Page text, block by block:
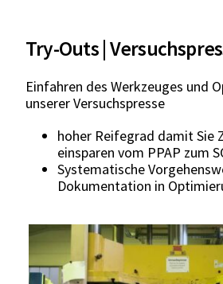
Try-Outs |
Einfahren des Werkzeuges und
unserer Versuchspresse
hoher Reifegrad damit Sie
einsparen vom PPAP zum
Systematische
Dokumentation in